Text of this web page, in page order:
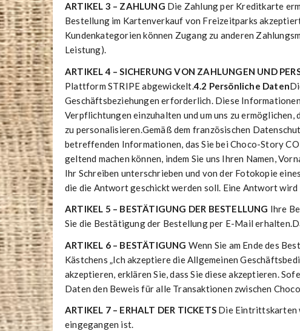
ARTIKEL 3 – ZAHLUNG Die Zahlung per Kreditkarte
Bestellung im Kartenverkauf von Freizeitparks
Kundenkategorien können Zugang zu anderen
Leistung).
ARTIKEL 4 – SICHERUNG VON ZAHLUNGEN UND
Plattform STRIPE abgewickelt.4.2 Persönliche Daten
Geschäftsbeziehungen erforderlich. Diese
Verpflichtungen einzuhalten und um uns zu
zu personalisieren.Gemäß dem französischen
betreffenden Informationen, das Sie bei Choco-Story
geltend machen können, indem Sie uns Ihren Namen,
Ihr Schreiben unterschrieben und von der Fotokopie
die die Antwort geschickt werden soll. Eine Antwort
ARTIKEL 5 – BESTÄTIGUNG DER BESTELLUNG Ihre
Sie die Bestätigung der Bestellung per E-Mail
ARTIKEL 6 – BESTÄTIGUNG Wenn Sie am Ende des
Kästchens „Ich akzeptiere die Allgemeinen
akzeptieren, erklären Sie, dass Sie diese akzeptieren.
Daten den Beweis für alle Transaktionen zwischen
ARTIKEL 7 – ERHALT DER TICKETS Die Eintrittskarten
eingegangen ist.